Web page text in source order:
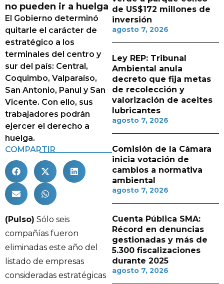
no pueden ir a huelga
El Gobierno determinó
quitarle el carácter de
estratégico a los
terminales del centro y
sur del país: Central,
Coquimbo, Valparaíso,
San Antonio, Panul y San
Vicente. Con ello, sus
trabajadores podrán
ejercer el derecho a
huelga.
COMPARTIR
(Pulso) Sólo seis
compañías fueron
eliminadas este año del
listado de empresas
consideradas estratégicas
de US$172 millones de
inversión
agosto 7, 2026
Ley REP: Tribunal
Ambiental anula
decreto que fija metas
de recolección y
valorización de aceites
lubricantes
agosto 7, 2026
Comisión de la Cámara
inicia votación de
cambios a normativa
ambiental
agosto 7, 2026
Cuenta Pública SMA:
Récord en denuncias
gestionadas y más de
5.300 fiscalizaciones
durante 2025
agosto 7, 2026